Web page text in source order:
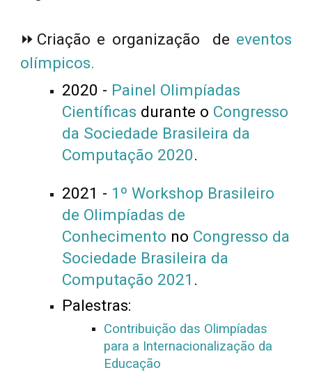
⏩ Criação e organização de eventos
olímpicos.
2020 - Painel Olimpíadas
Científicas durante o Congresso
da Sociedade Brasileira da
Computação 2020.
2021 - 1º Workshop Brasileiro
de Olimpíadas de
Conhecimento no Congresso da
Sociedade Brasileira da
Computação 2021 .
Palestras:
Contribuição das Olimpíadas
para a Internacionalização da
Educação